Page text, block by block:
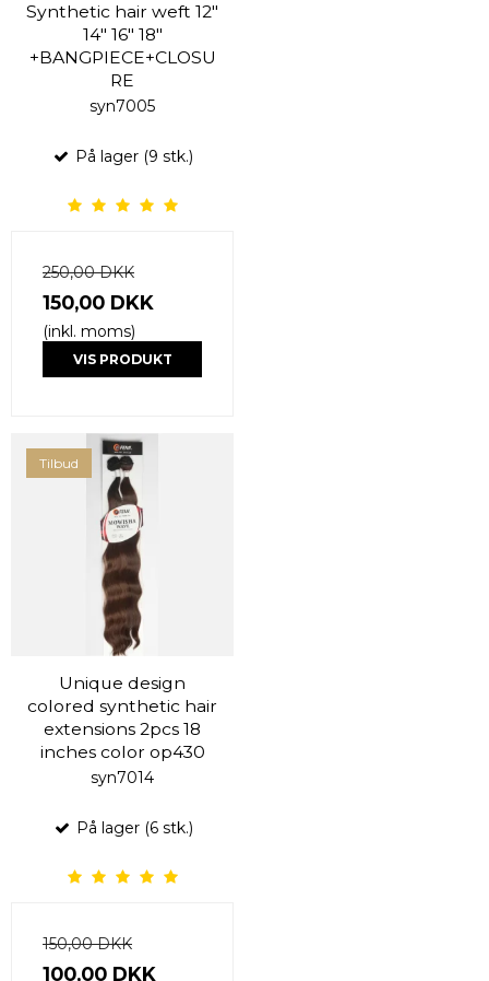
Synthetic hair weft 12"
14" 16" 18"
+BANGPIECE+CLOSU
RE
syn7005
På lager (9 stk.)
250,00 DKK
150,00 DKK
(inkl. moms)
VIS PRODUKT
Tilbud
Unique design
colored synthetic hair
extensions 2pcs 18
inches color op430
syn7014
På lager (6 stk.)
150,00 DKK
100,00 DKK